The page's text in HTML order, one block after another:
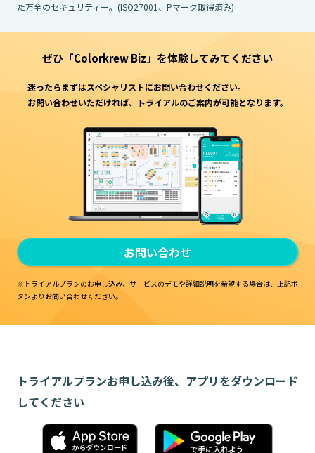
た万全のセキュリティー。(ISO27001、Pマーク取得済み)
ぜひ「Colorkrew Biz」を体験してみてください
迷ったらまずはスペシャリストにお問い合わせください。
お問い合わせいただければ、トライアルのご案内が可能となります。
お問い合わせ
※トライアルプランのお申し込み、サービスのデモや詳細説明を希望する場合は、 上記ボ
タンよりお問い合わせください。
トライアルプランお申し込み後、アプリをダウンロード
してください